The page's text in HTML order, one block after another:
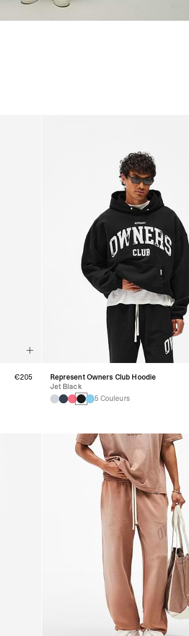
€205
Represent Owners Club Hoodie
Jet Black
5 Couleurs